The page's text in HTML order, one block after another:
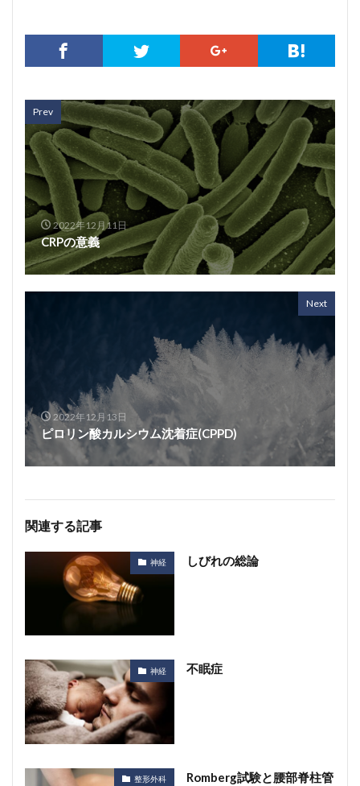
Prev
2022年12月11日
CRPの意義
Next
2022年12月13日
ピロリン酸カルシウム沈着症(CPPD)
関連する記事
神経 しびれの総論
神経 不眠症
整形外科
Romberg試験と腰部脊柱管